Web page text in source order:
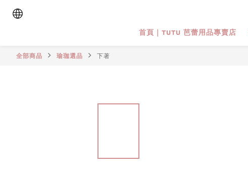
首頁｜TUTU 芭蕾用品專賣店
全部商品 瑜珈選品 下著